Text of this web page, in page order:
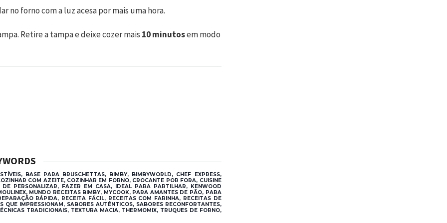
no forno com a luz acesa por mais uma hora.
Retire a tampa e deixe cozer mais 10 minutosem modo
BASE PARA BRUSCHETTAS, BIMBY, BIMBYWORLD, CHEF EXPRESS,
COM AZEITE, COZINHAR EM FORNO, CROCANTE POR FORA, CUISINE
PERSONALIZAR, FAZER EM CASA, IDEAL PARA PARTILHAR, KENWOOD
MUNDO RECEITAS BIMBY, MYCOOK, PARA AMANTES DE PÃO, PARA
RÁPIDA, RECEITA FÁCIL, RECEITAS COM FARINHA, RECEITAS DE
IMPRESSIONAM, SABORES AUTÊNTICOS, SABORES RECONFORTANTES,
TRADICIONAIS, TEXTURA MACIA, THERMOMIX, TRUQUES DE FORNO,